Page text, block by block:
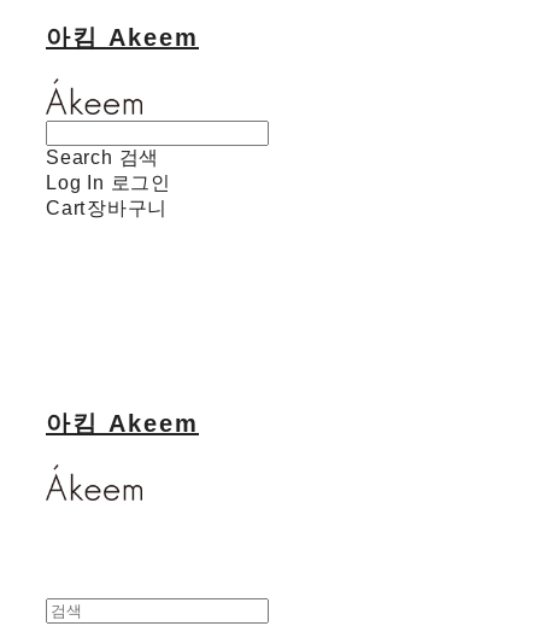
아킴 Akeem
Search 검색
Log In 로그인
Cart장바구니
아킴 Akeem